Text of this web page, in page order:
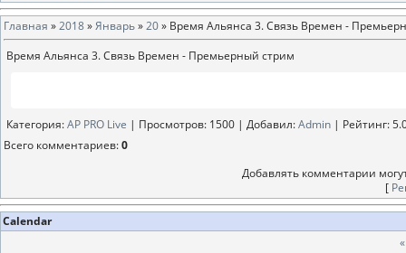
Главная »2018»Январь»20» Время Альянса 3. Связь Времен -
Время Альянса 3. Связь Времен - Премьерный стрим
Категория:AP PRO Live | Просмотров: 1500 | Добавил:Аdmin | Рейтинг:
Всего комментариев:0
Добавлять комментарии
[
Calendar
«